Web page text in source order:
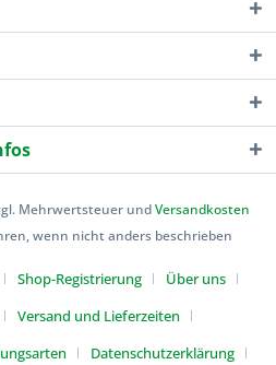
Mehrwertsteuer undVersandkosten
wenn nicht anders beschrieben
Shop-Registrierung
Über uns
Versand und Lieferzeiten
Datenschutzerklärung